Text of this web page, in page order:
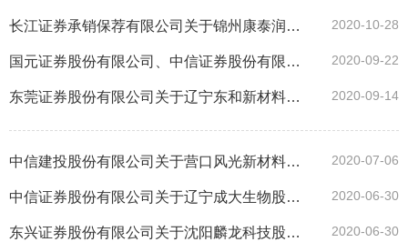
长江证券承销保荐有限公司关于锦州康泰润滑油添加剂股份有限公司上市辅导的工作总结报告 2020-10-28
国元证券股份有限公司、中信证券股份有限公司关于中信钛业股份有限公司辅导工作总结报告 2020-09-22
东莞证券股份有限公司关于辽宁东和新材料股份有限公司首次公开发行股票并上市辅导工作总结报告 2020-09-14
中信建投股份有限公司关于营口风光新材料股份有限公司之辅导工作总结报告 2020-07-06
中信证券股份有限公司关于辽宁成大生物股份有限公司辅导工作总结报告 2020-06-30
东兴证券股份有限公司关于沈阳麟龙科技股份有限公司辅导工作的总结报告 2020-06-30